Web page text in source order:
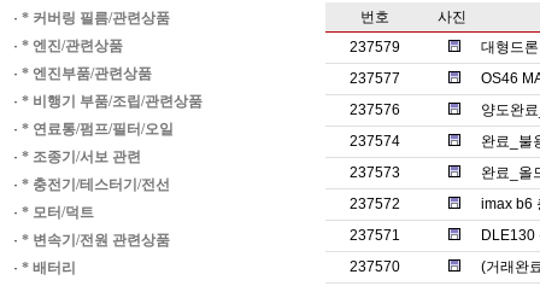
· * 커버링 필름/관련상품
· * 엔진/관련상품
· * 엔진부품/관련상품
· * 비행기 부품/조립/관련상품
· * 연료통/펌프/필터/오일
· * 조종기/서보 관련
· * 충전기/테스터기/전선
· * 모터/덕트
· * 변속기/전원 관련상품
· * 배터리
번호
사진
237579
대형드
237577
OS46
237576
양도완
237574
완료_불
237573
완료_올
237572
imax b6
237571
DLE130
237570
(거래완